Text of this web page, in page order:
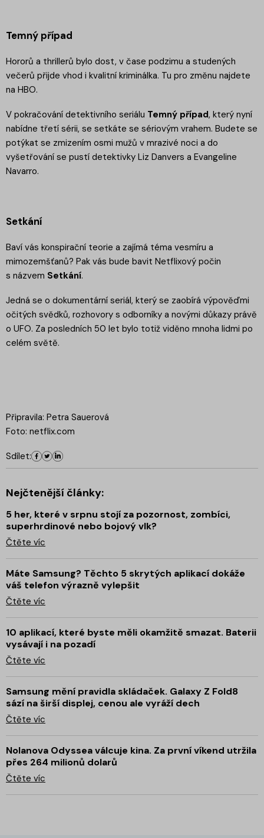
Temný případ
Hororů a thrillerů bylo dost, v čase podzimu a studených
večerů přijde vhod i kvalitní kriminálka. Tu pro změnu najdete
na HBO.
V pokračování detektivního seriálu Temný případ, který nyní
nabídne třetí sérii, se setkáte se sériovým vrahem. Budete se
potýkat se zmizením osmi mužů v mrazivé noci a do
vyšetřování se pustí detektivky Liz Danvers a Evangeline
Navarro.
Setkání
Baví vás konspirační teorie a zajímá téma vesmíru a
mimozemšťanů? Pak vás bude bavit Netflixový počin
s názvem Setkání.
Jedná se o dokumentární seriál, který se zaobírá výpověďmi
očitých svědků, rozhovory s odborníky a novými důkazy právě
o UFO. Za posledních 50 let bylo totiž viděno mnoha lidmi po
celém světě.
Připravila: Petra Sauerová
Foto: netflix.com
Sdílet:
Nejčtenější články:
5 her, které v srpnu stojí za pozornost, zombíci,
superhrdinové nebo bojový vlk?
Čtěte víc
Máte Samsung? Těchto 5 skrytých aplikací dokáže
váš telefon výrazně vylepšit
Čtěte víc
10 aplikací, které byste měli okamžitě smazat. Baterii
vysávají i na pozadí
Čtěte víc
Samsung mění pravidla skládaček. Galaxy Z Fold8
sází na širší displej, cenou ale vyráží dech
Čtěte víc
Nolanova Odyssea válcuje kina. Za první víkend utržila
přes 264 milionů dolarů
Čtěte víc